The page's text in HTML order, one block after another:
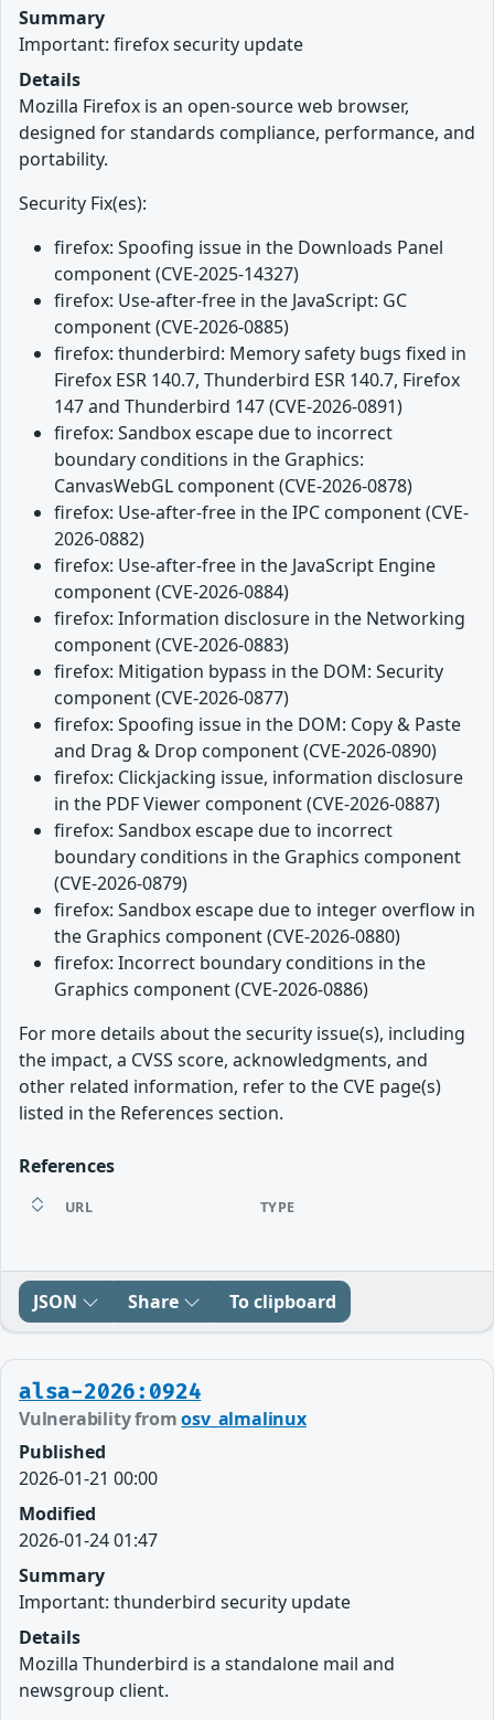
Summary
Important: firefox security update
Details
Mozilla Firefox is an open-source web browser,
designed for standards compliance, performance, and
portability.
Security Fix(es):
firefox: Spoofing issue in the Downloads Panel
component (CVE-2025-14327)
firefox: Use-after-free in the JavaScript: GC
component (CVE-2026-0885)
firefox: thunderbird: Memory safety bugs fixed in
Firefox ESR 140.7, Thunderbird ESR 140.7, Firefox
147 and Thunderbird 147 (CVE-2026-0891)
firefox: Sandbox escape due to incorrect
boundary conditions in the Graphics:
CanvasWebGL component (CVE-2026-0878)
firefox: Use-after-free in the IPC component (CVE-
2026-0882)
firefox: Use-after-free in the JavaScript Engine
component (CVE-2026-0884)
firefox: Information disclosure in the Networking
component (CVE-2026-0883)
firefox: Mitigation bypass in the DOM: Security
component (CVE-2026-0877)
firefox: Spoofing issue in the DOM: Copy & Paste
and Drag & Drop component (CVE-2026-0890)
firefox: Clickjacking issue, information disclosure
in the PDF Viewer component (CVE-2026-0887)
firefox: Sandbox escape due to incorrect
boundary conditions in the Graphics component
(CVE-2026-0879)
firefox: Sandbox escape due to integer overflow in
the Graphics component (CVE-2026-0880)
firefox: Incorrect boundary conditions in the
Graphics component (CVE-2026-0886)
For more details about the security issue(s), including
the impact, a CVSS score, acknowledgments, and
other related information, refer to the CVE page(s)
listed in the References section.
References
URL TYPE
JSON Share To clipboard
alsa-2026:0924
Vulnerability fromosv_almalinux
Published
2026-01-21 00:00
Modified
2026-01-24 01:47
Summary
Important: thunderbird security update
Details
Mozilla Thunderbird is a standalone mail and
newsgroup client.